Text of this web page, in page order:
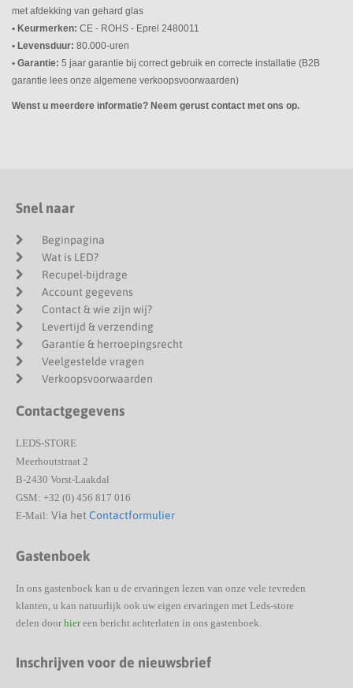
met afdekking van gehard glas
• Keurmerken: CE - ROHS - Eprel 2480011
• Levensduur: 80.000-uren
• Garantie: 5 jaar garantie bij correct gebruik en correcte installatie (B2B
garantie lees onze algemene verkoopsvoorwaarden)
Wenst u meerdere informatie? Neem gerust contact met ons op.
Snel naar
Beginpagina
Wat is LED?
Recupel-bijdrage
Account gegevens
Contact & wie zijn wij?
Levertijd & verzending
Garantie & herroepingsrecht
Veelgestelde vragen
Verkoopsvoorwaarden
Contactgegevens
LEDS-STORE
Meerhoutstraat 2
B-2430 Vorst-Laakdal
GSM: +32 (0) 456 817 016
E-Mail: Via het Contactformulier
Gastenboek
In ons gastenboek kan u de ervaringen lezen van onze vele tevreden
klanten, u kan natuurlijk ook uw eigen ervaringen met Leds-store
delen door hiereen bericht achterlaten in ons gastenboek.
Inschrijven voor de nieuwsbrief